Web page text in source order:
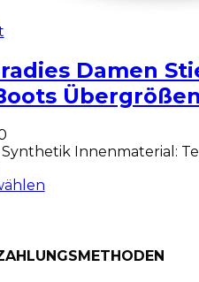
Damen
Innenmaterial: